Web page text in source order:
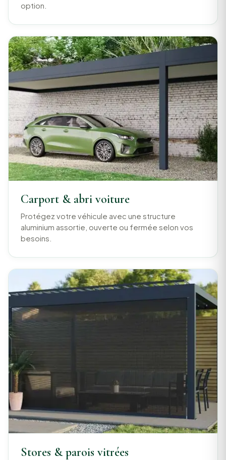
option.
Carport & abri voiture
Protégez votre véhicule avec une structure
aluminium assortie, ouverte ou fermée selon vos
besoins.
Stores & parois vitrées